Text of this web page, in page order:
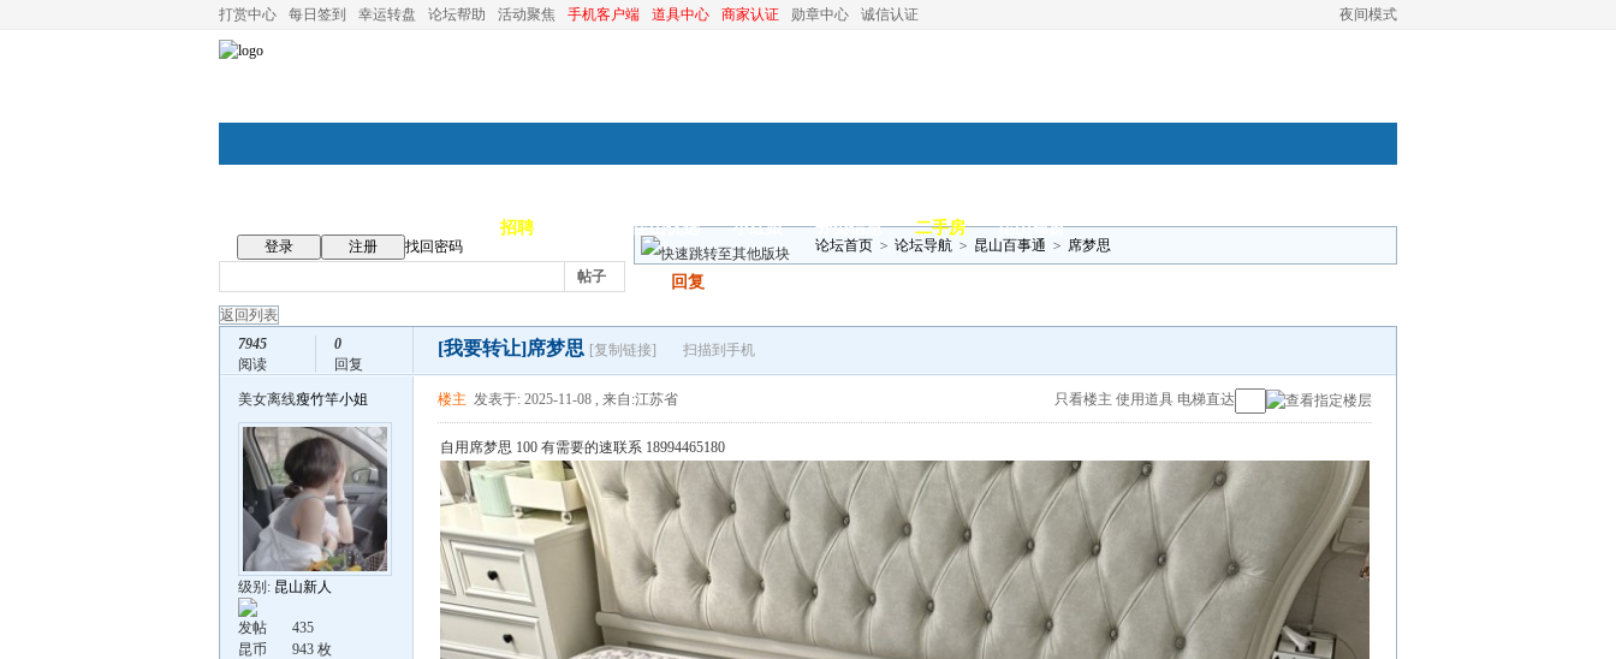
夜间模式
打赏中心 每日签到 幸运转盘 论坛帮助 活动聚焦 手机客户端 道具中心 商家认证 勋章中心 诚信认证
招聘 昆山优选 小红娘 分类信息 二手房 昆山视窗
登录 注册
找回密码
帖子
论坛首页 > 论坛导航 > 昆山百事通 > 席梦思
回复
返回列表
7945
阅读
0
回复
[我要转让]席梦思 [复制链接] 扫描到手机
美女离线瘦竹竿小姐
级别: 昆山新人
发帖
435
昆币
943 枚
只看楼主 使用道具 电梯直达
楼主 发表于: 2025-11-08 , 来自:江苏省
自用席梦思 100 有需要的速联系 18994465180